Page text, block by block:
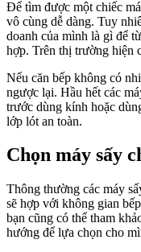
Để tìm được một chiếc
vô cùng dễ dàng. Tuy
doanh của mình là gì để
hợp. Trên thị trường hiện
Nếu căn bếp không có
ngược lại. Hầu hết các
trước dùng kính hoặc
lớp lót an toàn.
Chọn máy sấy
Thông thường các máy
sẽ hợp với không gian
bạn cũng có thể tham
hướng để lựa chọn cho